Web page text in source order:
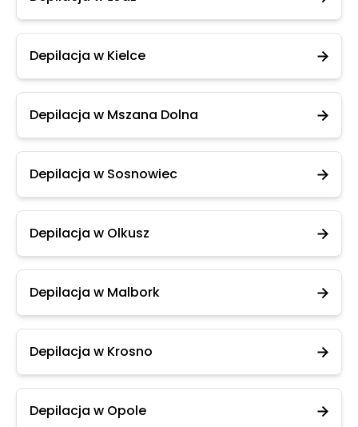
Depilacja w Kielce
Depilacja w Mszana Dolna
Depilacja w Sosnowiec
Depilacja w Olkusz
Depilacja w Malbork
Depilacja w Krosno
Depilacja w Opole